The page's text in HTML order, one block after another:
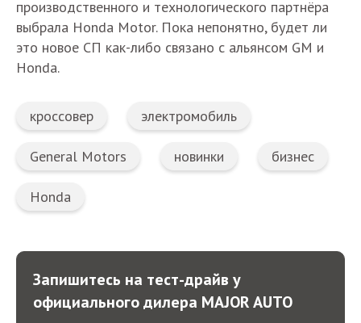
производственного и технологического партнёра
выбрала Honda Motor. Пока непонятно, будет ли
это новое СП как-либо связано с альянсом GM и
Honda.
кроссовер электромобиль
General Motors новинки бизнес
Honda
Запишитесь на тест-драйв у
официального дилера MAJOR AUTO